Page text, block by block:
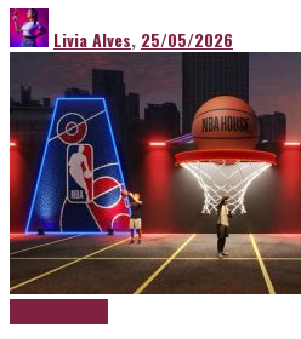
Livia Alves, 25/05/2026